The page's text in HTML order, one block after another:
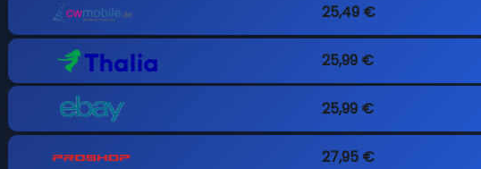
25,49 €
25,99 €
25,99 €
27,95 €